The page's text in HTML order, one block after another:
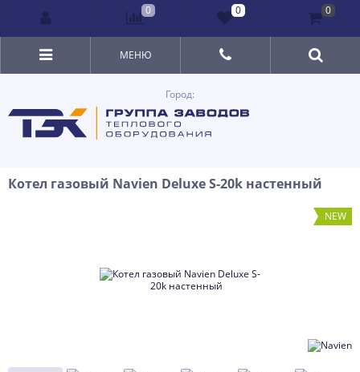
Город:
МЕНЮ
Котел газовый Navien Deluxe S-20k настенный
NEW
0 0 0